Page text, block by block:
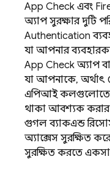
App Check এবং
অ্যাপ সুরক্ষার দুটি
Authentication
যা আপনার
App Check অ্যাপ
যা আপনাকে, অর্থাৎ
এপিআই কলগুলোতে
থাকা আবশ্যক করার
গুগল ব্যাকএন্ড
অ্যাক্সেস সুরক্ষিত
সুরক্ষিত করতে